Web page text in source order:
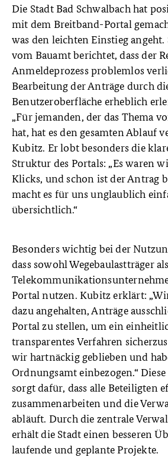
Die Stadt Bad Schwalbach hat
mit dem Breitband-Portal
was den leichten Einstieg
vom Bauamt berichtet, dass der
Anmeldeprozess problemlos
Bearbeitung der Anträge durch
Benutzeroberfläche erheblich
„Für jemanden, der das Thema
hat, hat es den gesamten Ablauf
Kubitz. Er lobt besonders die
Struktur des Portals: „Es waren
Klicks, und schon ist der Antrag
macht es für uns unglaublich
übersichtlich.“
Besonders wichtig bei der
dass sowohl Wegebaulastträger
Portal nutzen. Kubitz erklärt:
dazu angehalten, Anträge
Portal zu stellen, um ein
transparentes Verfahren
wir hartnäckig geblieben und
Ordnungsamt einbezogen.“
sorgt dafür, dass alle Beteiligten
zusammenarbeiten und die
abläuft. Durch die zentrale
erhält die Stadt einen besseren
laufende und geplante Projekte.